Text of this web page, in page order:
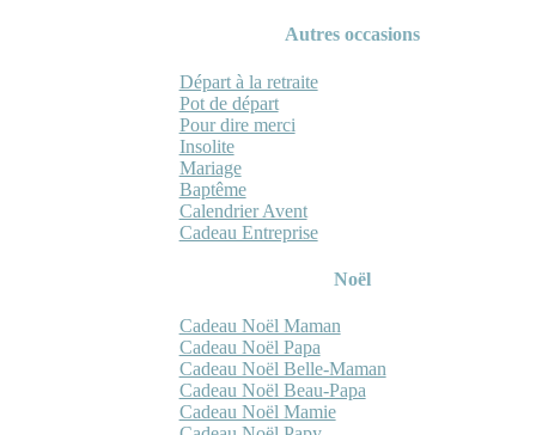
Autres occasions
Départ à la retraite
Pot de départ
Pour dire merci
Insolite
Mariage
Baptême
Calendrier Avent
Cadeau Entreprise
Noël
Cadeau Noël Maman
Cadeau Noël Papa
Cadeau Noël Belle-Maman
Cadeau Noël Beau-Papa
Cadeau Noël Mamie